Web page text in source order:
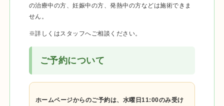
の治療中の方、妊娠中の方、発熱中の方などは施術できま
せん。
※詳しくはスタッフへご相談ください。
ご予約について
ホームページからのご予約は、水曜日11:00のみ受け